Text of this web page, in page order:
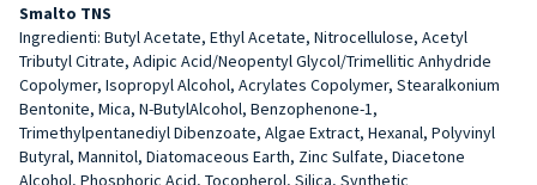
Smalto TNS
Ingredienti: Butyl Acetate, Ethyl Acetate, Nitrocellulose, Acetyl
Tributyl Citrate, Adipic Acid/Neopentyl Glycol/Trimellitic Anhydride
Copolymer, Isopropyl Alcohol, Acrylates Copolymer, Stearalkonium
Bentonite, Mica, N-ButylAlcohol, Benzophenone-1,
Trimethylpentanediyl Dibenzoate, Algae Extract, Hexanal, Polyvinyl
Butyral, Mannitol, Diatomaceous Earth, Zinc Sulfate, Diacetone
Alcohol, Phosphoric Acid, Tocopherol, Silica, Synthetic